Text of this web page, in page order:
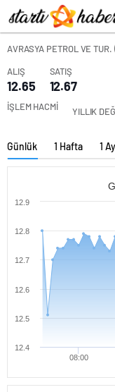
AVRASYA PETROL VE
ALIŞ
12.65
SATIŞ
12.67
İŞLEM HACMİ YILLIK
Günlük 1 Hafta 1 Ay
08:00
12.4
12.5
12.6
12.7
12.8
12.9